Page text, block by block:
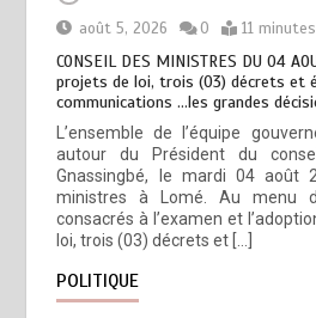
août 5, 2026
0 11 minutes
CONSEIL DES MINISTRES DU 04
projets de loi, trois (03) décrets et
communications …les grandes
L’ensemble de l’équipe
autour du Président du
Gnassingbé, le mardi 04 août
ministres à Lomé. Au menu
consacrés à l’examen et
loi, trois (03) décrets et […]
POLITIQUE